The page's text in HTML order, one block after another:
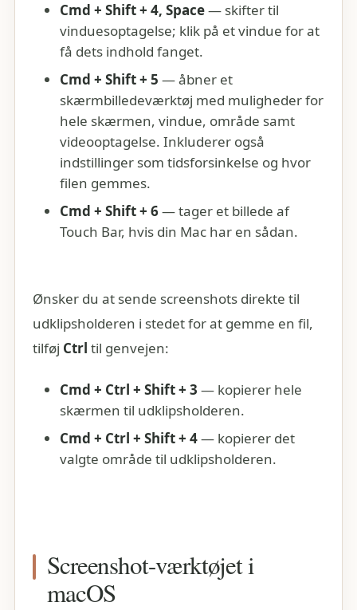
Cmd + Shift + 4, Space— skifter til
vinduesoptagelse; klik på et vindue for at
få dets indhold fanget.
Cmd + Shift + 5 — åbner et
skærmbilledeværktøj med muligheder for
hele skærmen, vindue, område samt
videooptagelse. Inkluderer også
indstillinger som tidsforsinkelse og hvor
filen gemmes.
Cmd + Shift + 6— tager et billede af
Touch Bar, hvis din Mac har en sådan.
Ønsker du at sende screenshots direkte til
udklipsholderen i stedet for at gemme en fil,
tilføj Ctrl til genvejen:
Cmd + Ctrl + Shift + 3 — kopierer hele
skærmen til udklipsholderen.
Cmd + Ctrl + Shift + 4— kopierer det
valgte område til udklipsholderen.
Screenshot-værktøjet i
macOS